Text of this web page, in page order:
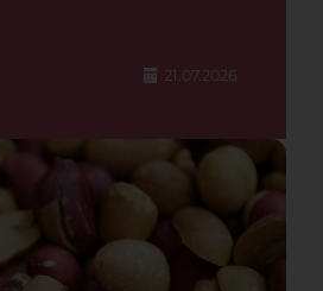
21.07.2026